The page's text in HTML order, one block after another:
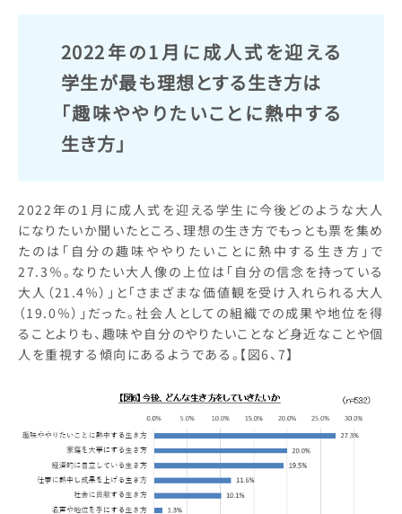
2022年の1月に成人式を迎える
学生が最も理想とする生き方は
「趣味ややりたいことに熱中する
生き方」
2022年の1月に成人式を迎える学生に今後どのような大人
になりたいか聞いたところ、理想の生き方でもっとも票を集め
たのは「自分の趣味ややりたいことに熱中する生き方」で
27.3％。なりたい大人像の上位は「自分の信念を持っている
大人（21.4％）」と「さまざまな価値観を受け入れられる大人
（19.0％）」だった。社会人としての組織での成果や地位を得
ることよりも、趣味や自分のやりたいことなど身近なことや個
人を重視する傾向にあるようである。【図6、7】